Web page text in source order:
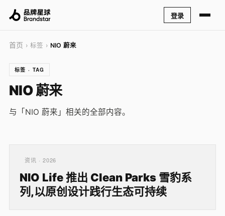
登录
首页 › 标签 › NIO 蔚来
标签 · TAG
NIO 蔚来
与「NIO 蔚来」相关的全部内容。
资讯 · 2026
NIO Life 推出 Clean Parks 雪豹系
列,以原创设计践行生态可持续